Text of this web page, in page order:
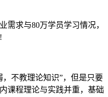
需求与80万学员学习情况，
不教理论知识”，但是只要
课程理论与实践并重，基础